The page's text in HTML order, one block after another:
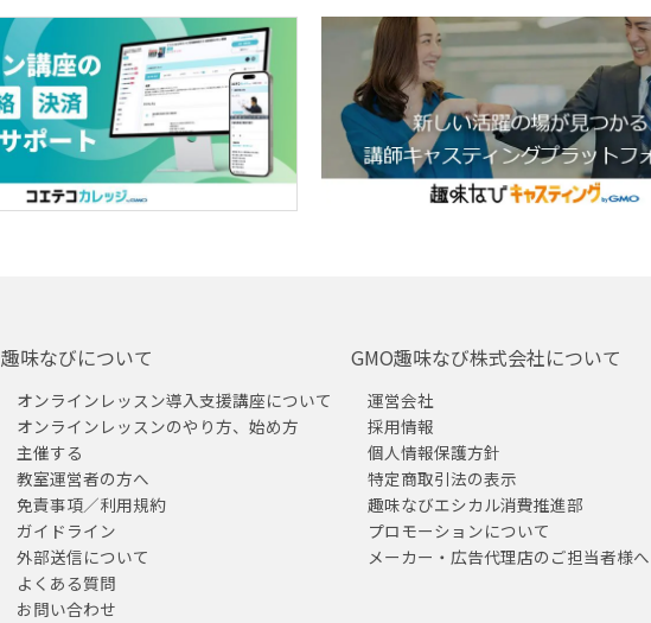
趣味なびについて
オンラインレッスン導入支援講座について
オンラインレッスンのやり方、始め方
主催する
教室運営者の方へ
免責事項／利用規約
ガイドライン
外部送信について
よくある質問
お問い合わせ
GMO趣味なび株式会社について
運営会社
採用情報
個人情報保護方針
特定商取引法の表示
趣味なびエシカル消費推進部
プロモーションについて
メーカー・広告代理店のご担当者様へ